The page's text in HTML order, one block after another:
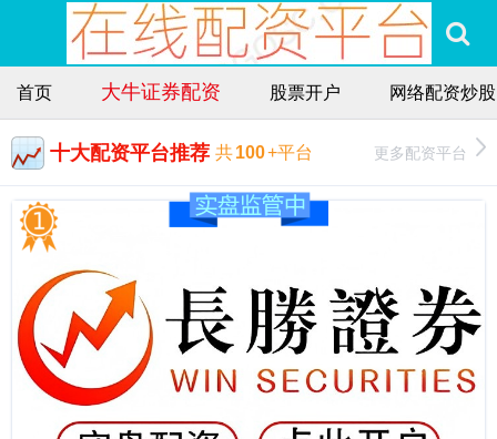
首页 大牛证券配资 股票开户 网络配资炒股
十大配资平台推荐 共100+平台 更多配资平台